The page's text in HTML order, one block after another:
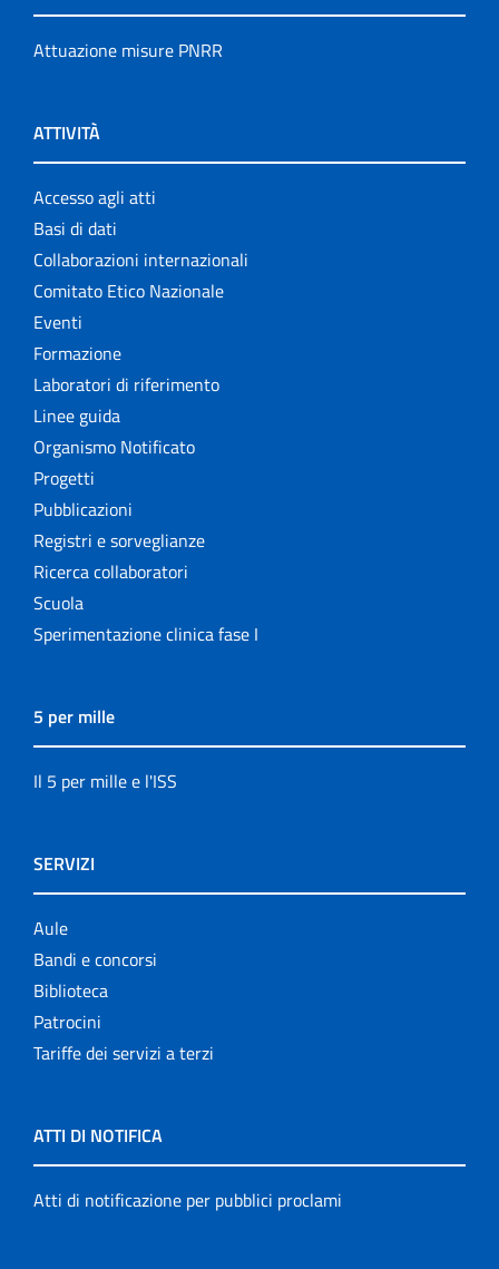
Attuazione misure PNRR
ATTIVITÀ
Accesso agli atti
Basi di dati
Collaborazioni internazionali
Comitato Etico Nazionale
Eventi
Formazione
Laboratori di riferimento
Linee guida
Organismo Notificato
Progetti
Pubblicazioni
Registri e sorveglianze
Ricerca collaboratori
Scuola
Sperimentazione clinica fase I
5 per mille
Il 5 per mille e l'ISS
SERVIZI
Aule
Bandi e concorsi
Biblioteca
Patrocini
Tariffe dei servizi a terzi
ATTI DI NOTIFICA
Atti di notificazione per pubblici proclami